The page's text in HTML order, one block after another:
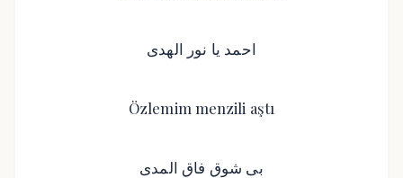
احمد يا نور الهدى
Özlemim menzili aştı
بى شوق فاق المدى